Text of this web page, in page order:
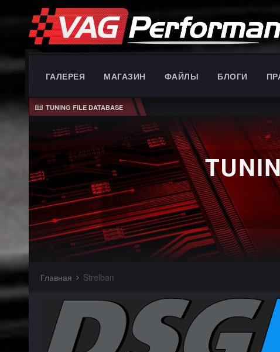
ГАЛЕРЕЯ МАГАЗИН ФАЙЛЫ БЛОГИ
TUNING FILE DATABASE
Главная Strelban